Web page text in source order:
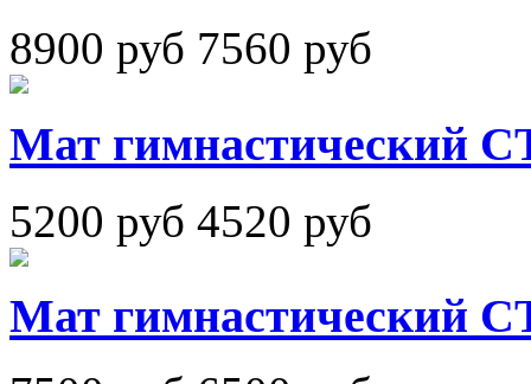
8900 руб 7560 руб
Мат гимнастический
5200 руб 4520 руб
Мат гимнастический